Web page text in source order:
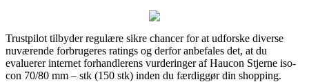
Trustpilot tilbyder regulære sikre chancer for at udforske diverse
nuværende forbrugeres ratings og derfor anbefales det, at du
evaluerer internet forhandlerens vurderinger af Haucon Stjerne iso-
con 70/80 mm – stk (150 stk) inden du færdiggør din shopping.